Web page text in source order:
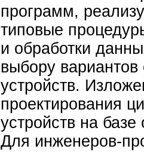
программ,
типовые
и обработки
выбору
устройств.
проектирования
устройств на
Для инженеров-